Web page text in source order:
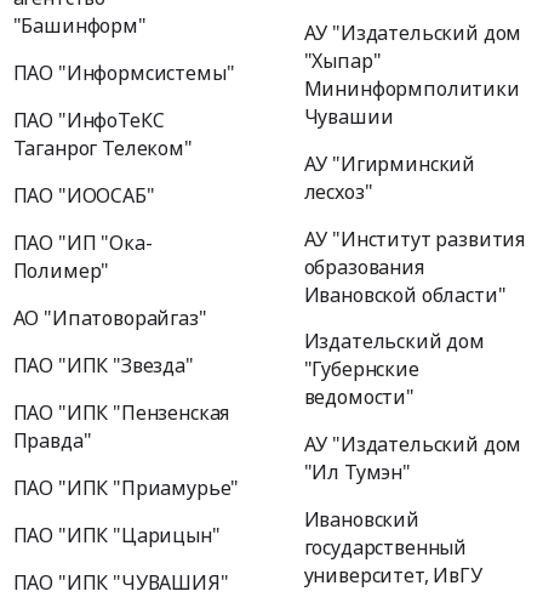
"Башинформ"
ПАО "Информсистемы"
ПАО "ИнфоТеКС
Таганрог Телеком"
ПАО "ИООСАБ"
ПАО "ИП "Ока-
Полимер"
АО "Ипатоворайгаз"
ПАО "ИПК "Звезда"
ПАО "ИПК "Пензенская
Правда"
ПАО "ИПК "Приамурье"
ПАО "ИПК "Царицын"
ПАО "ИПК "ЧУВАШИЯ"
АУ "Издательский дом
"Хыпар"
Мининформполитики
Чувашии
АУ "Игирминский
лесхоз"
АУ "Институт развития
образования
Ивановской области"
Издательский дом
"Губернские
ведомости"
АУ "Издательский дом
"Ил Тумэн"
Ивановский
государственный
университет, ИвГУ